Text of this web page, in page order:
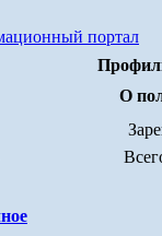
портал
О